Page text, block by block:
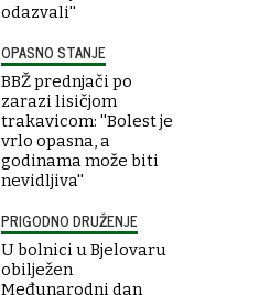
odazvali''
OPASNO STANJE
BBŽ prednjači po
zarazi lisičjom
trakavicom: ''Bolest je
vrlo opasna, a
godinama može biti
nevidljiva''
PRIGODNO DRUŽENJE
U bolnici u Bjelovaru
obilježen
Međunarodni dan